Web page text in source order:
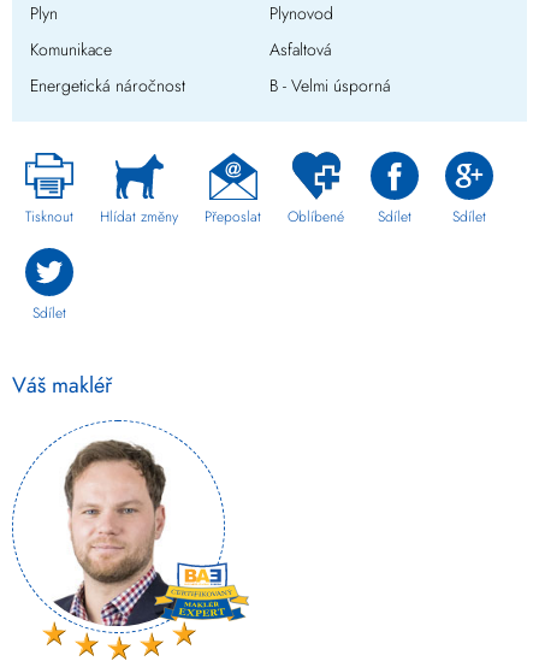
Plyn
Plynovod
Komunikace
Asfaltová
Energetická náročnost
B - Velmi úsporná
Tisknout Hlídat změny Přeposlat Oblíbené Sdílet Sdílet
Sdílet
Váš makléř